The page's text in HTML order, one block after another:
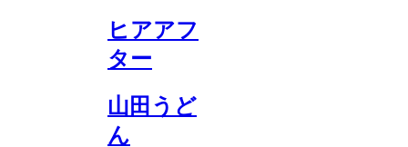
ヒアアフ
ター
山田うど
ん